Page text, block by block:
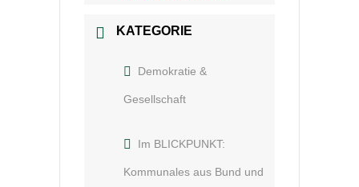
KATEGORIE
Demokratie &
Gesellschaft
Im BLICKPUNKT:
Kommunales aus Bund und